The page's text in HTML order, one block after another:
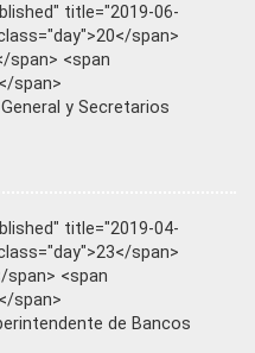
title="2019-06-
span>
span> <span
span>
y Secretarios
title="2019-04-
span>
span> <span
span>
de Bancos